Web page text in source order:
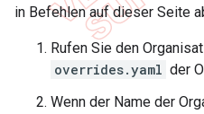
in Befehlen auf dieser Seite
Rufen Sie den
overrides.yaml der
Wenn der Name der